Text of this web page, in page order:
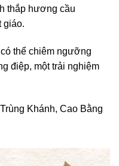
thắp hương cầu
giáo.
thể chiêm ngưỡng
điệp, một trải nghiệm
Khánh, Cao Bằng